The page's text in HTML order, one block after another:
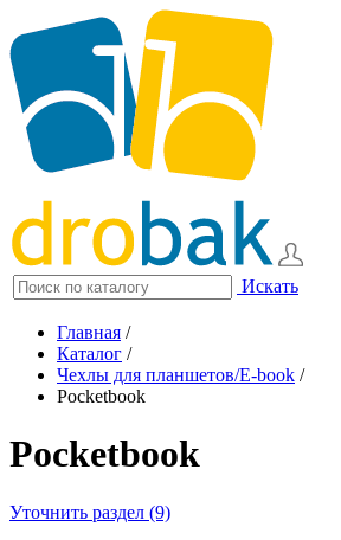
Искать
Главная /
Каталог /
Чехлы для планшетов/E-book /
Pocketbook
Pocketbook
Уточнить раздел (9)